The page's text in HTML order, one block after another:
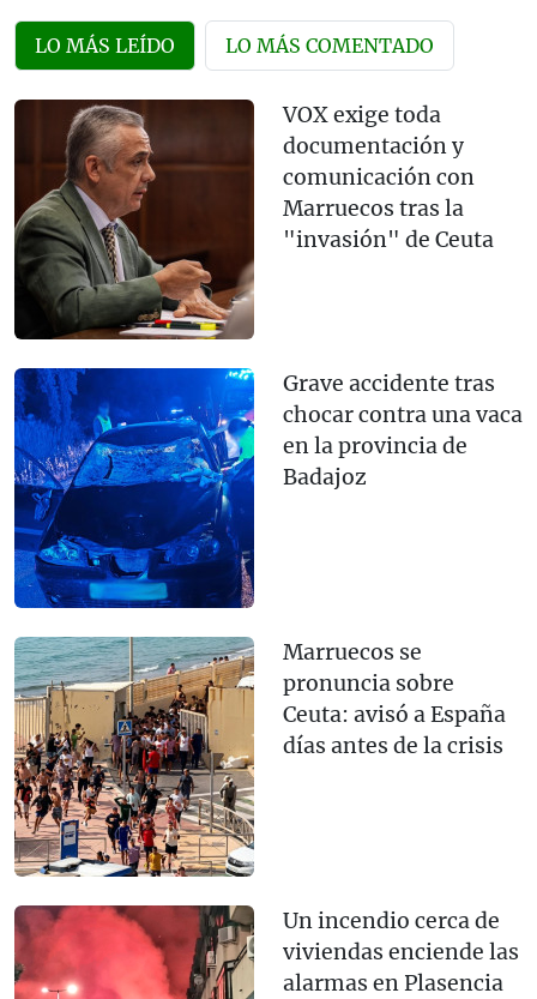
LO MÁS LEÍDO LO MÁS COMENTADO
VOX exige toda
documentación y
comunicación con
Marruecos tras la
"invasión" de Ceuta
Grave accidente tras
chocar contra una vaca
en la provincia de
Badajoz
Marruecos se
pronuncia sobre
Ceuta: avisó a España
días antes de la crisis
Un incendio cerca de
viviendas enciende las
alarmas en Plasencia